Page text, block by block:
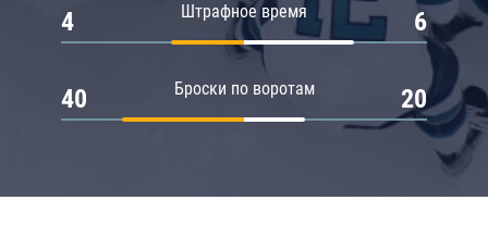
Штрафное время
4 6
Броски по воротам
40 20